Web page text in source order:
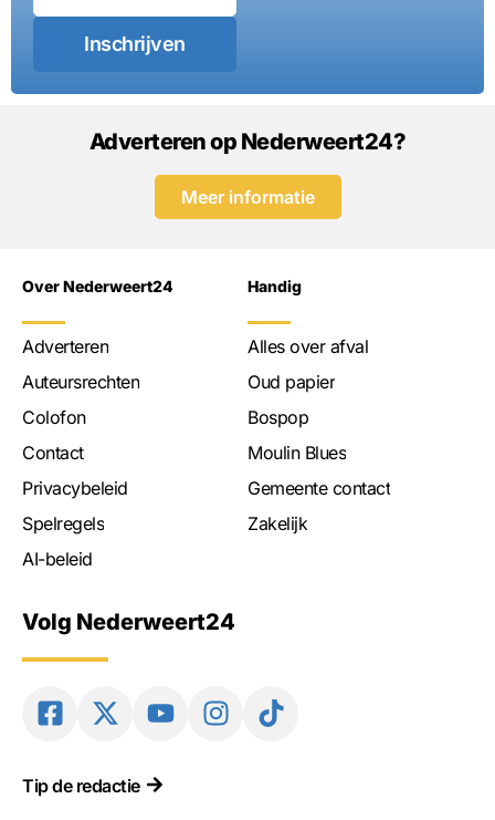
Inschrijven
Adverteren op Nederweert24?
Meer informatie
Over Nederweert24
Adverteren
Auteursrechten
Colofon
Contact
Privacybeleid
Spelregels
AI-beleid
Handig
Alles over afval
Oud papier
Bospop
Moulin Blues
Gemeente contact
Zakelijk
Volg Nederweert24
Tip de redactie